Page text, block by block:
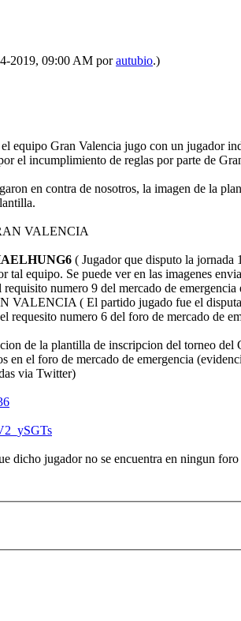
2019, 09:00 AM porautubio.)
equipo Gran Valencia jugo con un jugador
el incumplimiento de reglas por parte de
en contra de nosotros, la imagen de
VALENCIA
( Jugador que disputo la jornada
equipo. Se puede ver en las imagenes
numero 9 del mercado de
VALENCIA ( El partido jugado fue el
requesito numero 6 del foro de mercado de
de la plantilla de inscripcion del torneo
en el foro de mercado de emergencia
via Twitter)
dicho jugador no se encuentra en ningun